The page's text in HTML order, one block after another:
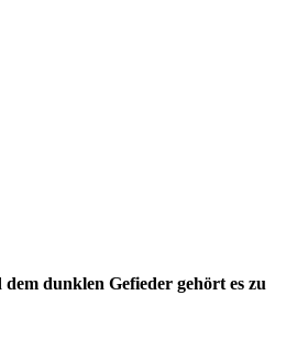
dunklen Gefieder gehört es zu